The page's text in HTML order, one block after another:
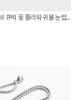
써지컬스틸 커브 큐빅 꽃 플라워 귀볼 눈썹 바나나 피어싱 P-0826